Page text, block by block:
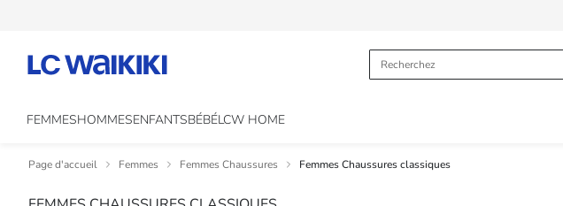
FEMMESHOMMESENFANTSBÉBÉLCW HOME
Page d'accueil Femmes Femmes Chaussures Femmes Chaussures classiques